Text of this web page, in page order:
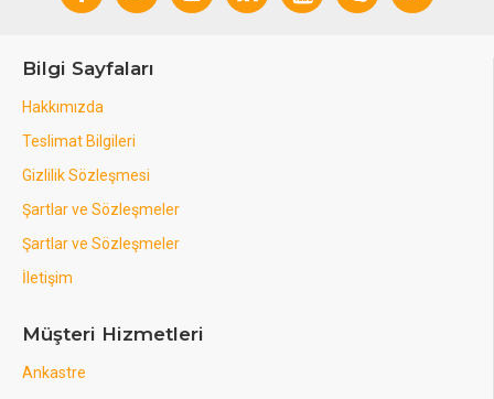
Bilgi Sayfaları
Hakkımızda
Teslimat Bilgileri
Gizlilik Sözleşmesi
Şartlar ve Sözleşmeler
Şartlar ve Sözleşmeler
İletişim
Müşteri Hizmetleri
Ankastre